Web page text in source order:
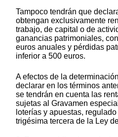
Tampoco tendrán que
obtengan exclusivamente
trabajo, de capital o de
ganancias patrimoniales,
euros anuales y pérdidas
inferior a 500 euros.
A efectos de la
declarar en los términos
se tendrán en cuenta las
sujetas al Gravamen
loterías y apuestas,
trigésima tercera de la Ley